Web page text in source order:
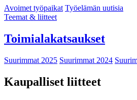
Avoimet työpaikat Työelämän uutisia
Teemat & liitteet
Toimialakatsaukset
Suurimmat 2025 Suurimmat 2024
Kaupalliset liitteet